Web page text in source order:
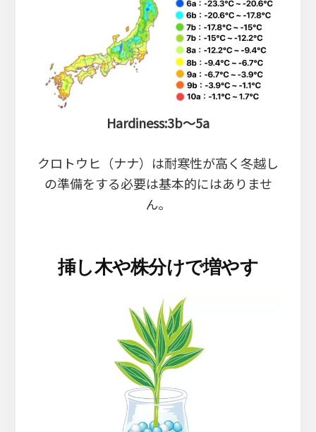
Hardiness:3b～5a
クロトウヒ（ナナ）は耐寒性が高く冬越し
の準備をする必要は基本的にはありませ
ん。
挿し木や株分けで増やす